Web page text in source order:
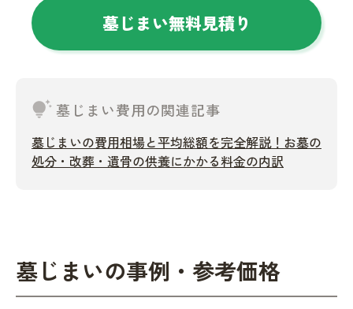
墓じまい無料見積り
tips_and_updates墓じまい費用の関連記事
墓じまいの費用相場と平均総額を完全解説！お墓の
処分・改葬・遺骨の供養にかかる料金の内訳
墓じまいの事例・参考価格